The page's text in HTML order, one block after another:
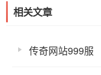
相关文章
传奇网站999服